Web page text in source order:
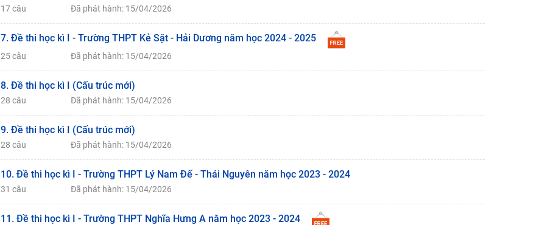
17 câu Đã phát hành: 15/04/2026
7. Đề thi học kì I - Trường THPT Kẻ Sặt - Hải Dương năm học 2024 - 2025
25 câu Đã phát hành: 15/04/2026
8. Đề thi học kì I (Cấu trúc mới)
28 câu Đã phát hành: 15/04/2026
9. Đề thi học kì I (Cấu trúc mới)
28 câu Đã phát hành: 15/04/2026
10. Đề thi học kì I - Trường THPT Lý Nam Đế - Thái Nguyên năm học 2023 - 2024
31 câu Đã phát hành: 15/04/2026
11. Đề thi học kì I - Trường THPT Nghĩa Hưng A năm học 2023 - 2024